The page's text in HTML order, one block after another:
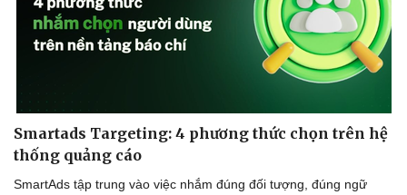
Smartads Targeting: 4 phương thức chọn trên hệ
thống quảng cáo
SmartAds tập trung vào việc nhắm đúng đối tượng, đúng ngữ